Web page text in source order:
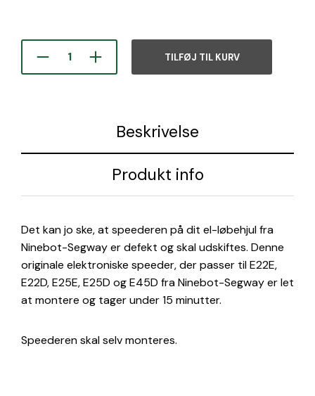
TILFØJ TIL KURV
Beskrivelse
Produkt info
Det kan jo ske, at speederen på dit el-løbehjul fra
Ninebot-Segway er defekt og skal udskiftes. Denne
originale elektroniske speeder, der passer til E22E,
E22D, E25E, E25D og E45D fra Ninebot-Segway er let
at montere og tager under 15 minutter.
Speederen skal selv monteres.